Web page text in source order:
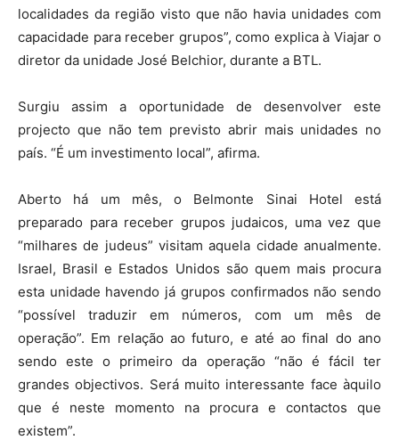
localidades da região visto que não havia unidades com
capacidade para receber grupos”, como explica à Viajar o
diretor da unidade José Belchior, durante a BTL.
Surgiu assim a oportunidade de desenvolver este
projecto que não tem previsto abrir mais unidades no
país. “É um investimento local”, afirma.
Aberto há um mês, o Belmonte Sinai Hotel está
preparado para receber grupos judaicos, uma vez que
“milhares de judeus” visitam aquela cidade anualmente.
Israel, Brasil e Estados Unidos são quem mais procura
esta unidade havendo já grupos confirmados não sendo
“possível traduzir em números, com um mês de
operação”. Em relação ao futuro, e até ao final do ano
sendo este o primeiro da operação “não é fácil ter
grandes objectivos. Será muito interessante face àquilo
que é neste momento na procura e contactos que
existem”.